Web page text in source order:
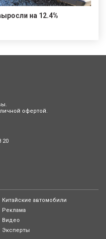
на 12.4%
офертой.
20
Китайские автомобили
Реклама
Видео
Эксперты